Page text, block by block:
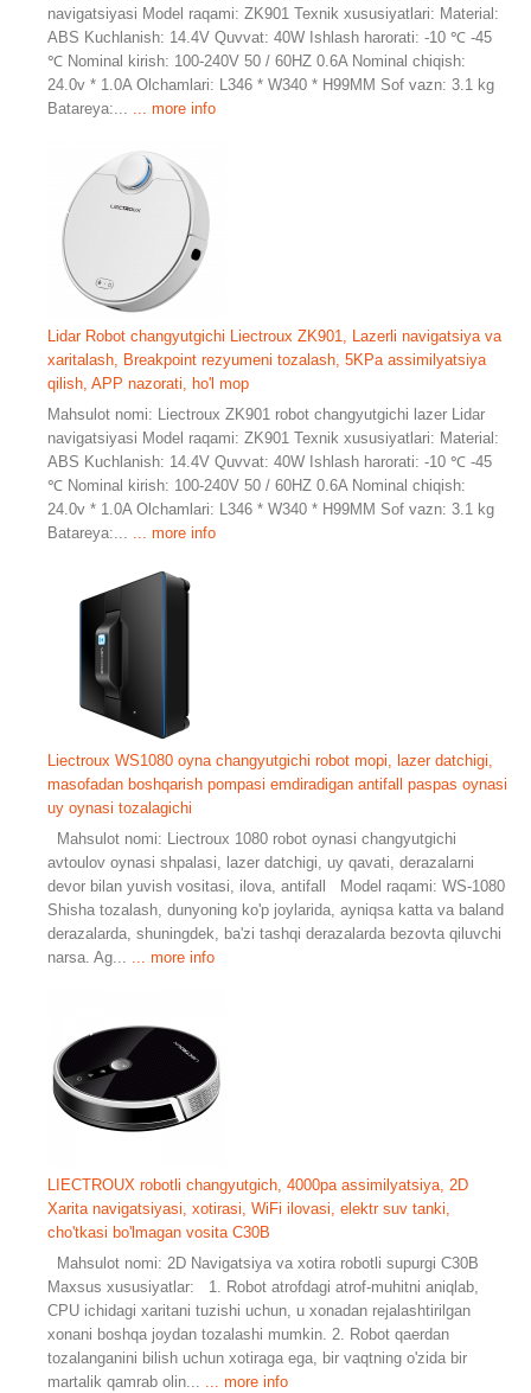
navigatsiyasi Model raqami: ZK901 Texnik xususiyatlari: Material:
ABS Kuchlanish: 14.4V Quvvat: 40W Ishlash harorati: -10 ℃ -45
℃ Nominal kirish: 100-240V 50 / 60HZ 0.6A Nominal chiqish:
24.0v * 1.0A Olchamlari: L346 * W340 * H99MM Sof vazn: 3.1 kg
Batareya:...
... more info
Lidar Robot changyutgichi Liectroux ZK901, Lazerli navigatsiya va
xaritalash, Breakpoint rezyumeni tozalash, 5KPa assimilyatsiya
qilish, APP nazorati, ho'l mop
Mahsulot nomi: Liectroux ZK901 robot changyutgichi lazer Lidar
navigatsiyasi Model raqami: ZK901 Texnik xususiyatlari: Material:
ABS Kuchlanish: 14.4V Quvvat: 40W Ishlash harorati: -10 ℃ -45
℃ Nominal kirish: 100-240V 50 / 60HZ 0.6A Nominal chiqish:
24.0v * 1.0A Olchamlari: L346 * W340 * H99MM Sof vazn: 3.1 kg
Batareya:...
... more info
Liectroux WS1080 oyna changyutgichi robot mopi, lazer datchigi,
masofadan boshqarish pompasi emdiradigan antifall paspas oynasi
uy oynasi tozalagichi
Mahsulot nomi: Liectroux 1080 robot oynasi changyutgichi
avtoulov oynasi shpalasi, lazer datchigi, uy qavati, derazalarni
devor bilan yuvish vositasi, ilova, antifall Model raqami: WS-1080
Shisha tozalash, dunyoning ko'p joylarida, ayniqsa katta va baland
derazalarda, shuningdek, ba'zi tashqi derazalarda bezovta qiluvchi
narsa. Ag...
... more info
LIECTROUX robotli changyutgich, 4000pa assimilyatsiya, 2D
Xarita navigatsiyasi, xotirasi, WiFi ilovasi, elektr suv tanki,
cho'tkasi bo'lmagan vosita C30B
Mahsulot nomi: 2D Navigatsiya va xotira robotli supurgi C30B
Maxsus xususiyatlar: 1. Robot atrofdagi atrof-muhitni aniqlab,
CPU ichidagi xaritani tuzishi uchun, u xonadan rejalashtirilgan
xonani boshqa joydan tozalashi mumkin. 2. Robot qaerdan
tozalanganini bilish uchun xotiraga ega, bir vaqtning o'zida bir
martalik qamrab olin...
... more info